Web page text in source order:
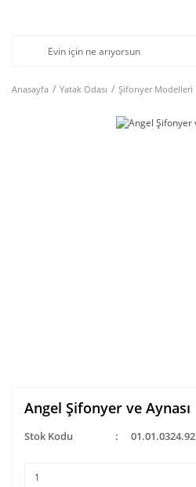
Anasayfa Yatak Odası Şifonyer Modelleri
Angel Şifonyer ve Aynası
Stok Kodu 01.01.0324.92